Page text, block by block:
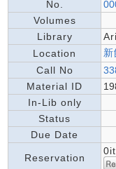
No.
Volumes
Library
Location
Call No
Material ID
In-Lib only
Status
Due Date
Reservation